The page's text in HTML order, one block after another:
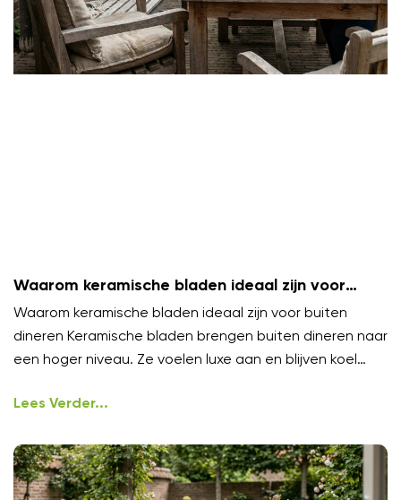
Waarom keramische bladen ideaal zijn voor
buiten dineren
Waarom keramische bladen ideaal zijn voor buiten
dineren Keramische bladen brengen buiten dineren naar
een hoger niveau. Ze voelen luxe aan en blijven koel
Lees Verder...